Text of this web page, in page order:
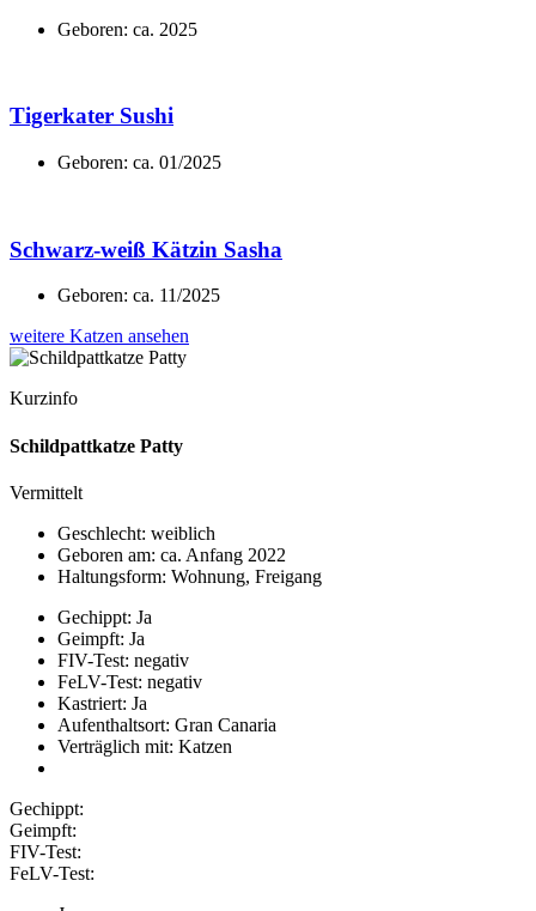
Geboren: ca. 2025
Tigerkater Sushi
Geboren: ca. 01/2025
Schwarz-weiß Kätzin Sasha
Geboren: ca. 11/2025
weitere Katzen ansehen
Kurzinfo
Schildpattkatze Patty
Vermittelt
Geschlecht: weiblich
Geboren am: ca. Anfang 2022
Haltungsform: Wohnung, Freigang
Gechippt: Ja
Geimpft: Ja
FIV-Test: negativ
FeLV-Test: negativ
Kastriert: Ja
Aufenthaltsort: Gran Canaria
Verträglich mit: Katzen
Gechippt:
Geimpft:
FIV-Test:
FeLV-Test: